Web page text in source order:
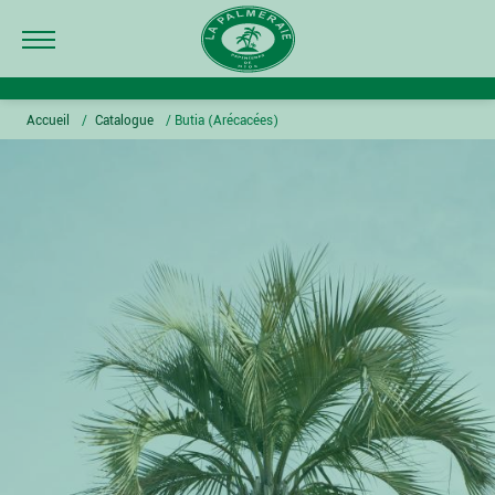
Accueil / Catalogue / Butia (Arécacées)